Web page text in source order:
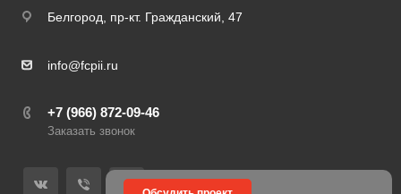
Белгород, пр-кт. Гражданский, 47
info@fcpii.ru
+7 (966) 872-09-46
Заказать звонок